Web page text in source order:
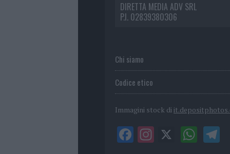
DIRETTA MEDIA ADV SRL
P.I. 02839380306
Chi siamo
Codice etico
Immagini stock di